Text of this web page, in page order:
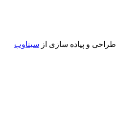
طراحی و پیاده سازی از سیناوب